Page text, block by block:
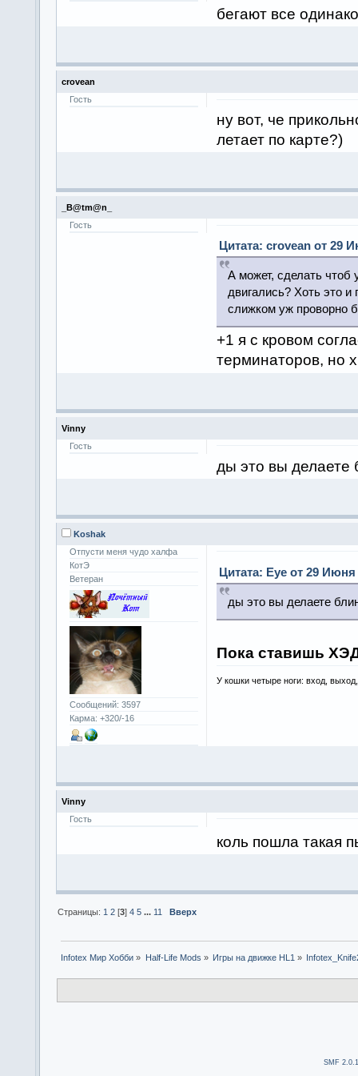
бегают все
crovean
Гость
ну вот, че
летает по карте?)
_B@tm@n_
Гость
Цитата: crovean от 29
А может, сделать
двигались? Хоть это и
слижком уж проворно
+1 я с кровом
терминаторов, но
Vinny
Гость
ды это вы делаете
Koshak
Отпусти меня чудо халфа
КотЭ
Ветеран
Сообщений: 3597
Карма: +320/-16
Цитата: Eye от 29 Июня
ды это вы делаете
Пока ставишь
У кошки четыре ноги: вход,
Vinny
Гость
коль пошла такая
Страницы: 1 2 [3]4 5 ... 11 Вверх
Infotex Мир Хобби » Half-Life Mods » Игры на движке HL1 »
SMF